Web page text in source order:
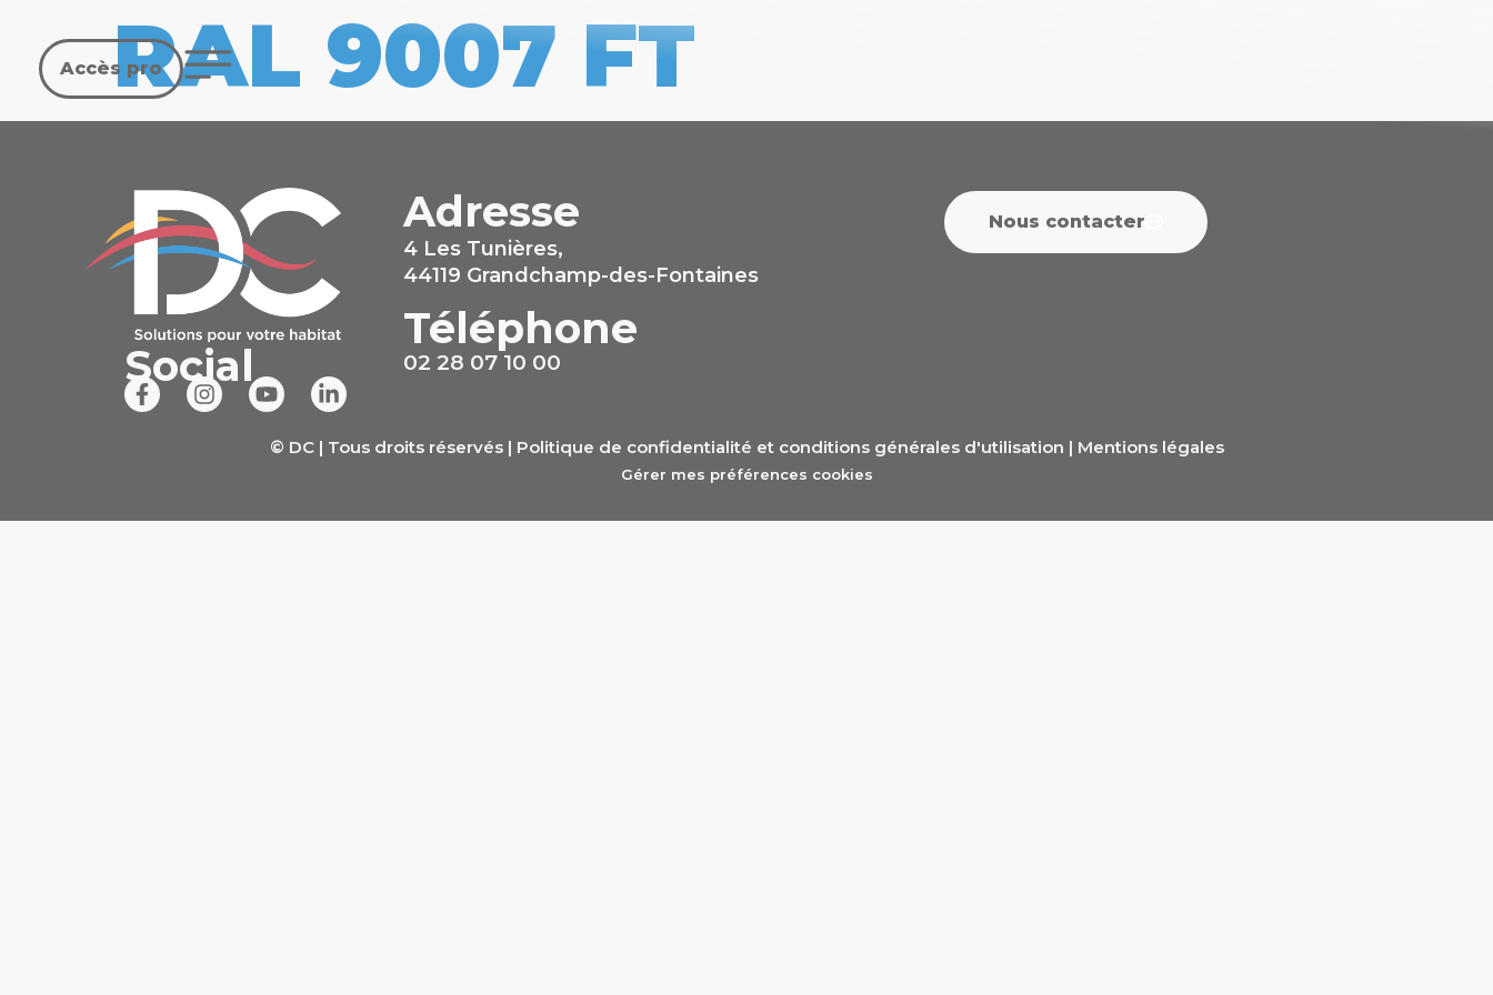
Accès proRAL 9007 FT
Social
Adresse
4 Les Tunières,
44119 Grandchamp-des-Fontaines
Téléphone
02 28 07 10 00
Nous contacter
© DC | Tous droits réservés | Politique de confidentialité et conditions générales d'utilisation | Mentions légales
Gérer mes préférences cookies